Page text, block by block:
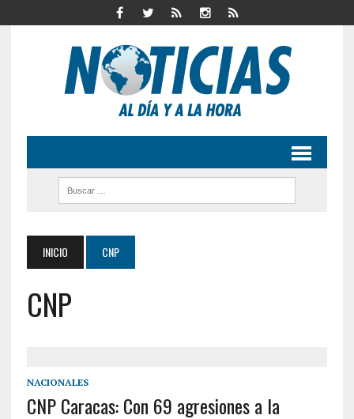
INICIO CNP
CNP
NACIONALES
CNP Caracas: Con 69 agresiones a la